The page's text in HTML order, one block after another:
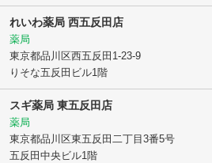
れいわ薬局 西五反田店
薬局
東京都品川区西五反田1-23-9
りそな五反田ビル1階
スギ薬局 東五反田店
薬局
東京都品川区東五反田二丁目3番5号
五反田中央ビル1階